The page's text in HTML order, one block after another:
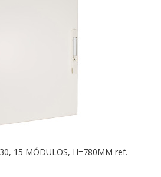
15 MÓDULOS, H=780MM ref.